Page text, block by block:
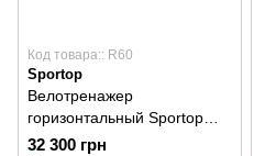
Код товара:: R60
Sportop
Велотренажер
горизонтальный Sportop
R60
32 300 грн